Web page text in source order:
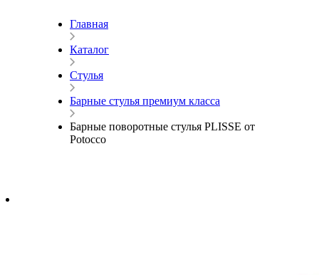
Главная
Каталог
Стулья
Барные стулья премиум класса
Барные поворотные стулья PLISSE от
Potocco